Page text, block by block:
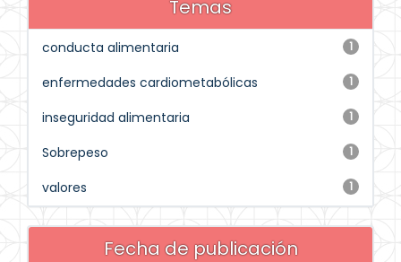
Temas
1
conducta alimentaria
1
enfermedades cardiometabólicas
1
inseguridad alimentaria
1
Sobrepeso
1
valores
Fecha de publicación